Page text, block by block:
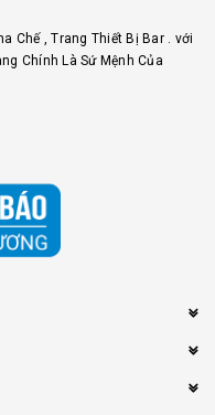
Chế , Trang Thiết Bị Bar . với
Chính Là Sứ Mệnh Của